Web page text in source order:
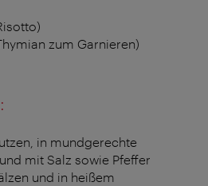
zum Garnieren)
in mundgerechte
mit Salz sowie Pfeffer
und in heißem